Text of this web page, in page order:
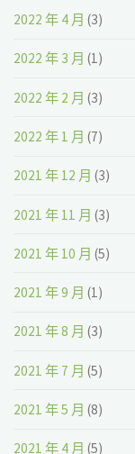
2022 年 4 月 (3)
2022 年 3 月 (1)
2022 年 2 月 (3)
2022 年 1 月 (7)
2021 年 12 月 (3)
2021 年 11 月 (3)
2021 年 10 月 (5)
2021 年 9 月 (1)
2021 年 8 月 (3)
2021 年 7 月 (5)
2021 年 5 月 (8)
2021 年 4 月 (5)